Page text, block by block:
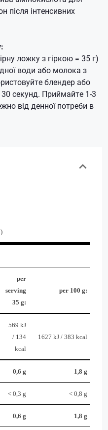
після інтенсивних
ложку з гіркою = 35 г)
води або молока з
блендер або
секунд. Приймайте 1-3
від денної потреби в
per
serving
35 g:
per 100 g:
569 kJ
/ 134
kcal
1627 kJ / 383 kcal
0,6 g 1,8 g
< 0,3 g < 0,8 g
0,6 g 1,8 g